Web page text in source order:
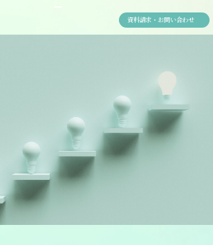
資料請求・お問い合わせ